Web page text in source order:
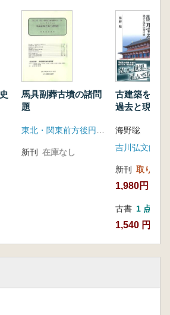
馬具副葬古墳の諸問
題
新刊 在庫なし
古建築を復
過去と現在
海野聡
吉川弘文館
新刊 取り寄せ
1,980円
古書 1 点
1,540 円